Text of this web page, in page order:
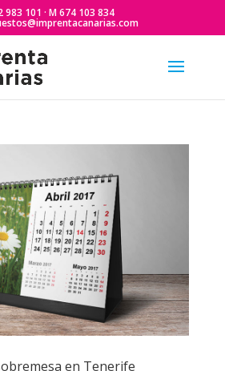
983 101 · M 674 103 834
en Tenerife